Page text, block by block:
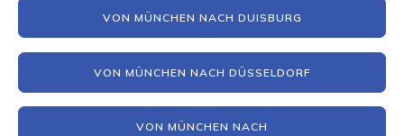
VON MÜNCHEN NACH DUISBURG
VON MÜNCHEN NACH DÜSSELDORF
VON MÜNCHEN NACH